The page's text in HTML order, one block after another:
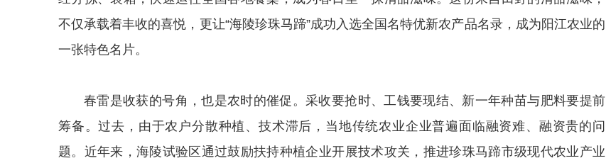
不仅承载着丰收的喜悦，更让“海陵珍珠马蹄”成功入选全国名特优新农产品名录，成为阳江农业的
一张特色名片。
春雷是收获的号角，也是农时的催促。采收要抢时、工钱要现结、新一年种苗与肥料要提前
筹备。过去，由于农户分散种植、技术滞后，当地传统农业企业普遍面临融资难、融资贵的问
题。近年来，海陵试验区通过鼓励扶持种植企业开展技术攻关，推进珍珠马蹄市级现代农业产业